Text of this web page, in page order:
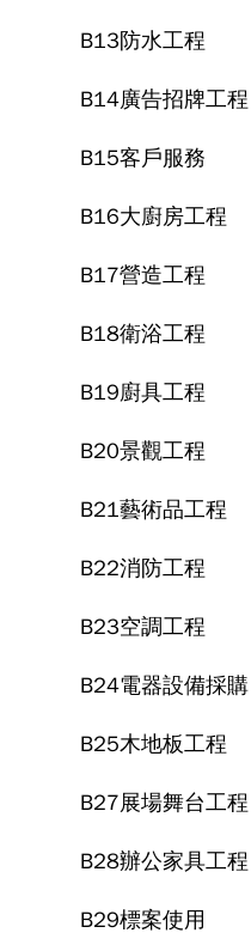
B13防水工程
B14廣告招牌工程
B15客戶服務
B16大廚房工程
B17營造工程
B18衛浴工程
B19廚具工程
B20景觀工程
B21藝術品工程
B22消防工程
B23空調工程
B24電器設備採購
B25木地板工程
B27展場舞台工程
B28辦公家具工程
B29標案使用